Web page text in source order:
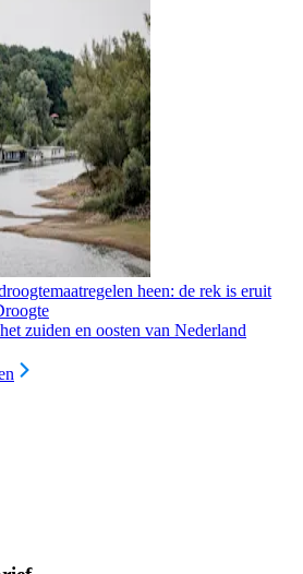
heen: de rek is eruit
zuiden en oosten van Nederland